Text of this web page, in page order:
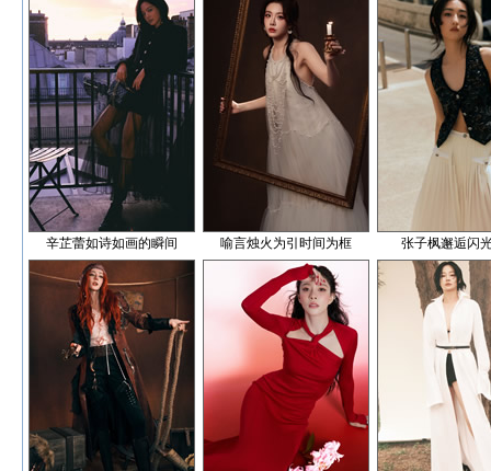
辛芷蕾如诗如画的瞬间 喻言烛火为引时间为框 张子枫邂逅闪